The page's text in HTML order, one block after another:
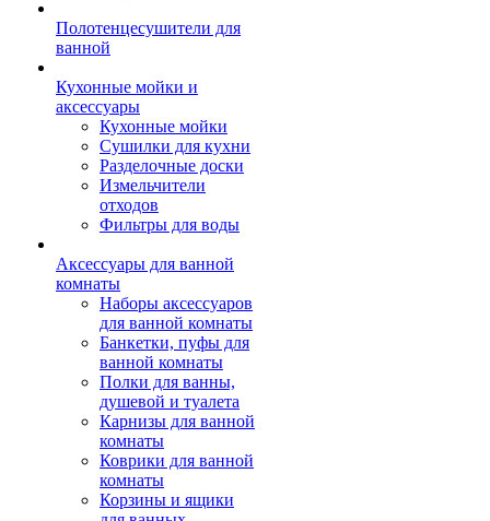
Полотенцесушители для
ванной
Кухонные мойки и
аксессуары
Кухонные мойки
Сушилки для кухни
Разделочные доски
Измельчители
отходов
Фильтры для воды
Аксессуары для ванной
комнаты
Наборы аксессуаров
для ванной комнаты
Банкетки, пуфы для
ванной комнаты
Полки для ванны,
душевой и туалета
Карнизы для ванной
комнаты
Коврики для ванной
комнаты
Корзины и ящики